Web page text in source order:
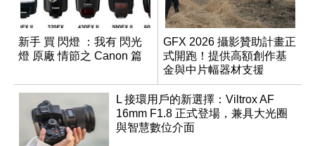
新手 買 閃燈 ：我有 閃光
燈 原廠 情節之 Canon 篇
GFX 2026 攝影贊助計畫正
式開跑！提供高額創作基
金與中片幅器材支援
L 接環用戶的新選擇：Viltrox AF
16mm F1.8 正式登場，兼具大光圈
與智慧數位介面